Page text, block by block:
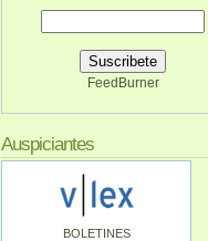
FeedBurner
Auspiciantes
BOLETINES